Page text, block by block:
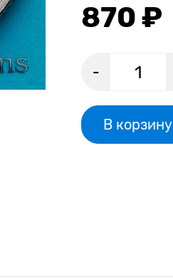
870 ₽
-
В корзину